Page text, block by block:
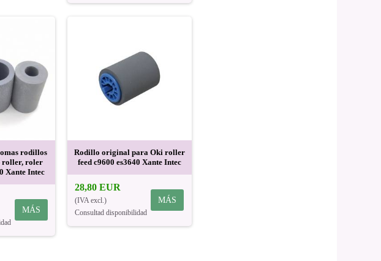
rodillos
roller, roler
Xante Intec
MÁS
Rodillo original para Oki roller
feed c9600 es3640 Xante Intec
28,80 EUR
(IVA excl.)
Consultad disponibilidad
MÁS